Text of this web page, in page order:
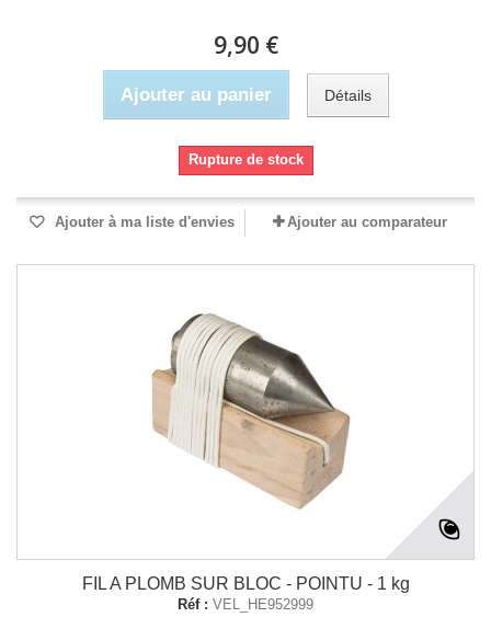
9,90 €
Ajouter au panier Détails
Rupture de stock
Ajouter à ma liste d'envies Ajouter au comparateur
FIL A PLOMB SUR BLOC - POINTU - 1 kg
Réf : VEL_HE952999